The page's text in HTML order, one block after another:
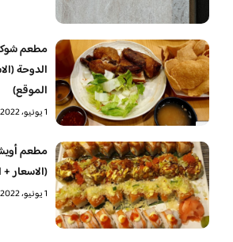
مطعم
الدوحة
الموقع)
1 يونيو، 2022
مطعم
(الاسعار
1 يونيو، 2022